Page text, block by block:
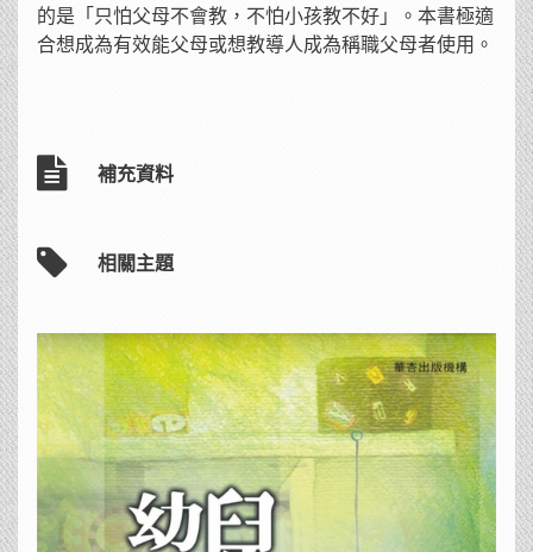
的是「只怕父母不會教，不怕小孩教不好」。本書極適
合想成為有效能父母或想教導人成為稱職父母者使用。
補充資料
相關主題